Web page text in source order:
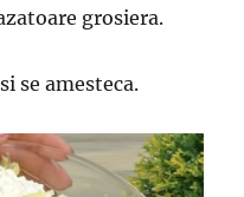
grosiera.
se amesteca.